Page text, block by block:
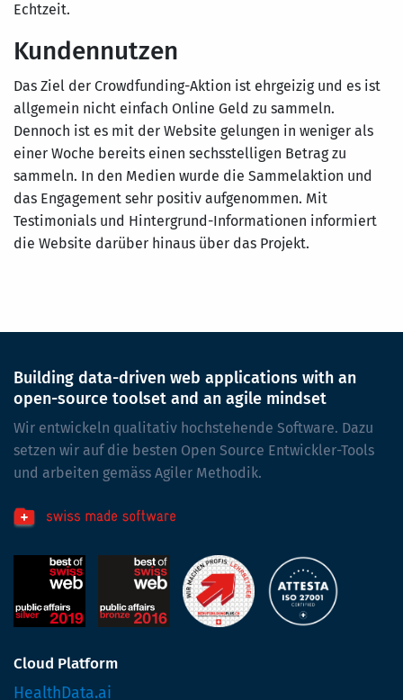
Echtzeit.
Kundennutzen
Das Ziel der Crowdfunding-Aktion ist ehrgeizig und es ist
allgemein nicht einfach Online Geld zu sammeln.
Dennoch ist es mit der Website gelungen in weniger als
einer Woche bereits einen sechsstelligen Betrag zu
sammeln. In den Medien wurde die Sammelaktion und
das Engagement sehr positiv aufgenommen. Mit
Testimonials und Hintergrund-Informationen informiert
die Website darüber hinaus über das Projekt.
Building data-driven web applications with an
open-source toolset and an agile mindset
Wir entwickeln qualitativ hochstehende Software. Dazu
setzen wir auf die besten Open Source Entwickler-Tools
und arbeiten gemäss Agiler Methodik.
Cloud Platform
HealthData.ai